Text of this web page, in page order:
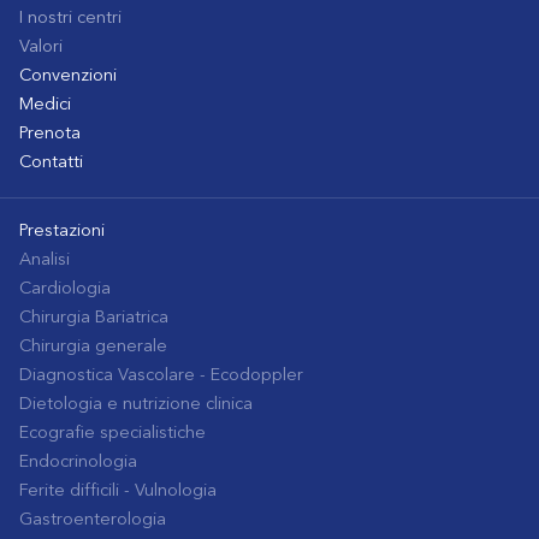
I nostri centri
Valori
Convenzioni
Medici
Prenota
Contatti
Prestazioni
Analisi
Cardiologia
Chirurgia Bariatrica
Chirurgia generale
Diagnostica Vascolare - Ecodoppler
Dietologia e nutrizione clinica
Ecografie specialistiche
Endocrinologia
Ferite difficili - Vulnologia
Gastroenterologia